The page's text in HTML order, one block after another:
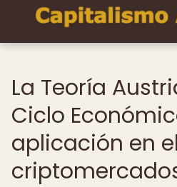
La Teoría
Ciclo
aplicación en